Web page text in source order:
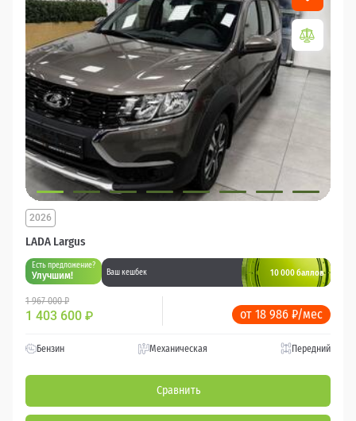
LADA Largus
2026
Есть предложение?
Улучшим! Ваш кешбек 10 000 баллов
1 967 000 ₽
1 403 600 ₽ от 18 986 ₽/мес
Бензин Механическая Передний
Сравнить